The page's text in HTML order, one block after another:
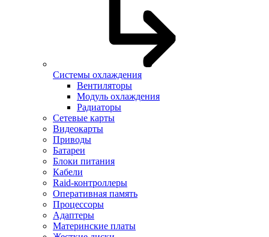
Системы охлаждения
Вентиляторы
Модуль охлаждения
Радиаторы
Сетевые карты
Видеокарты
Приводы
Батареи
Блоки питания
Кабели
Raid-контроллеры
Оперативная память
Процессоры
Адаптеры
Материнские платы